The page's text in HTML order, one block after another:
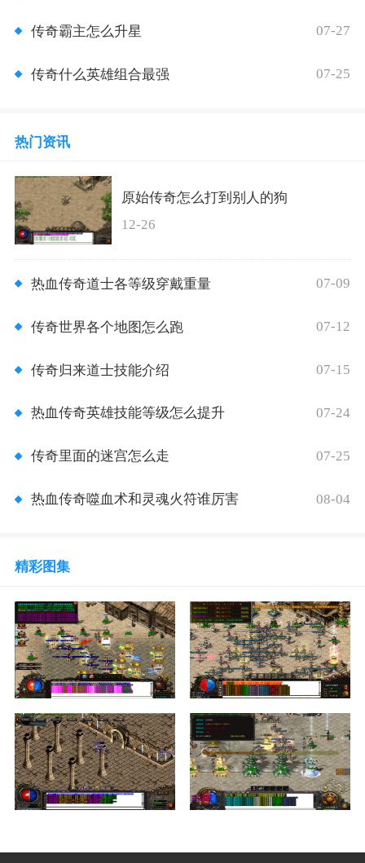
传奇霸主怎么升星 07-27
传奇什么英雄组合最强 07-25
热门资讯
原始传奇怎么打到别人的狗
12-26
热血传奇道士各等级穿戴重量 07-09
传奇世界各个地图怎么跑 07-12
传奇归来道士技能介绍 07-15
热血传奇英雄技能等级怎么提升 07-24
传奇里面的迷宫怎么走 07-25
热血传奇噬血术和灵魂火符谁厉害 08-04
精彩图集